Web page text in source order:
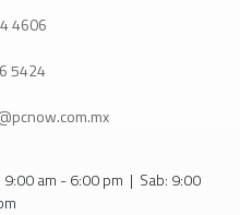
4606
5424
9:00 am - 6:00 pm | Sab: 9:00